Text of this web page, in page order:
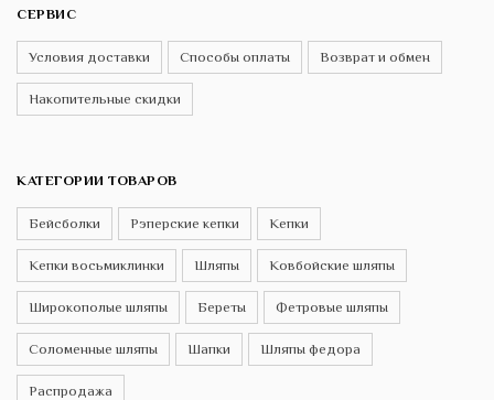
СЕРВИС
Условия доставки Способы оплаты Возврат и обмен
Накопительные скидки
КАТЕГОРИИ ТОВАРОВ
Бейсболки Рэперские кепки Кепки
Кепки восьмиклинки Шляпы Ковбойские шляпы
Широкополые шляпы Береты Фетровые шляпы
Соломенные шляпы Шапки Шляпы федора
Распродажа